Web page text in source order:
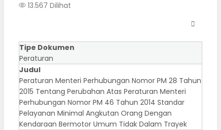
13.567 Dilihat
Tipe Dokumen
Peraturan
Judul
Peraturan Menteri Perhubungan Nomor PM 28 Tahun
2015 Tentang Perubahan Atas Peraturan Menteri
Perhubungan Nomor PM 46 Tahun 2014 Standar
Pelayanan Minimal Angkutan Orang Dengan
Kendaraan Bermotor Umum Tidak Dalam Trayek